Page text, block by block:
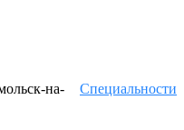
Специальности
на-